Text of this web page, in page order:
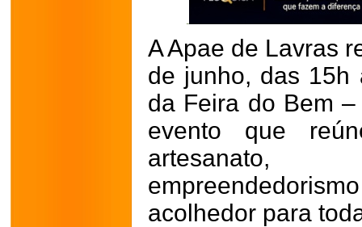
A Apae de Lavras
de junho, das 15h
da Feira do Bem
evento que
acolhedor para